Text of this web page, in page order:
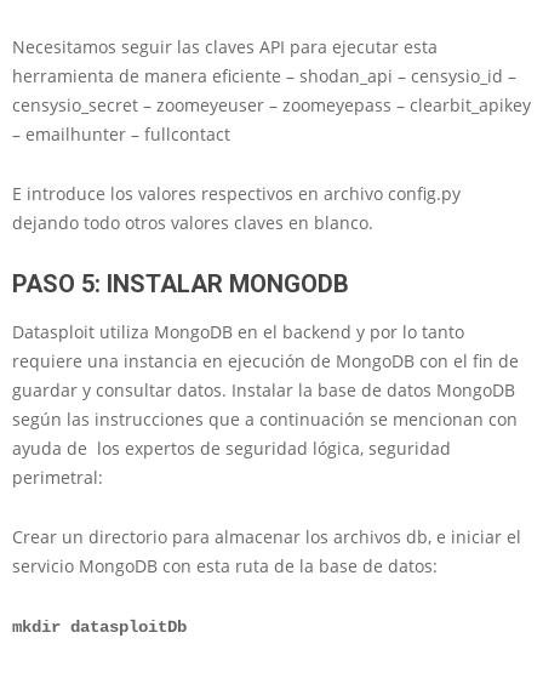
Necesitamos seguir las claves API para ejecutar esta
herramienta de manera eficiente – shodan_api – censysio_id –
censysio_secret – zoomeyeuser – zoomeyepass – clearbit_apikey
– emailhunter – fullcontact
E introduce los valores respectivos en archivo config.py
dejando todo otros valores claves en blanco.
PASO 5: INSTALAR MONGODB
Datasploit utiliza MongoDB en el backend y por lo tanto
requiere una instancia en ejecución de MongoDB con el fin de
guardar y consultar datos. Instalar la base de datos MongoDB
según las instrucciones que a continuación se mencionan con
ayuda de los expertos de seguridad lógica, seguridad
perimetral:
Crear un directorio para almacenar los archivos db, e iniciar el
servicio MongoDB con esta ruta de la base de datos:
mkdir datasploitDb